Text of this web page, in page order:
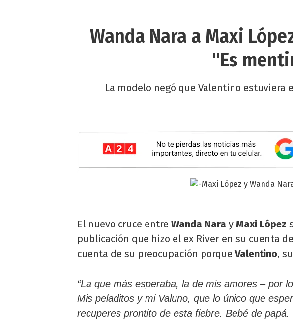
Wanda Nara a Maxi
"Es
La modelo negó que Valentino estuviera
El nuevo cruce entre Wanda Nara y Maxi López
publicación que hizo el ex River en su cuenta de
cuenta de su preocupación porqueValentino,
“La que más esperaba, la de mis amores – por
Mis peladitos y mi Valuno, que lo único que
recuperes prontito de esta fiebre. Bebé de papá.